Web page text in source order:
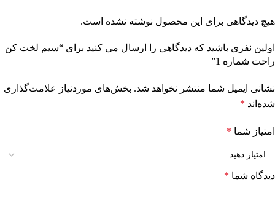
هیچ دیدگاهی برای این محصول نوشته نشده است.
اولین نفری باشید که دیدگاهی را ارسال می کنید برای “سیم لخت کن
راحت شماره 1”
نشانی ایمیل شما منتشر نخواهد شد. بخش‌های موردنیاز علامت‌گذاری
شده‌اند *
امتیاز شما *
دیدگاه شما *